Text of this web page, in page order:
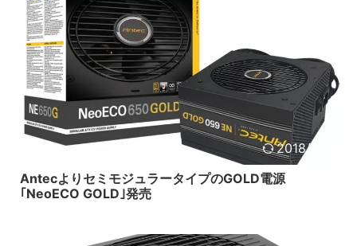
2018/3/31
AntecよりセミモジュラータイプのGOLD電源
｢NeoECO GOLD｣発売